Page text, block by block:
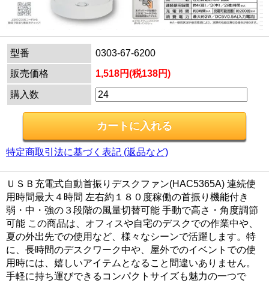
型番
0303-67-6200
販売価格
1,518円(税138円)
購入数
特定商取引法に基づく表記 (返品など)
ＵＳＢ充電式自動首振りデスクファン(HAC5365A) 連続使
用時間最大４時間 左右約１８０度稼働の首振り機能付き
弱・中・強の３段階の風量切替可能 手動で高さ・角度調節
可能 この商品は、オフィスや自宅のデスクでの作業中や、
夏の外出先での使用など、様々なシーンで活躍します。特
に、長時間のデスクワーク中や、屋外でのイベントでの使
用時には、嬉しいアイテムとなること間違いありません。
手軽に持ち運びできるコンパクトサイズも魅力の一つで